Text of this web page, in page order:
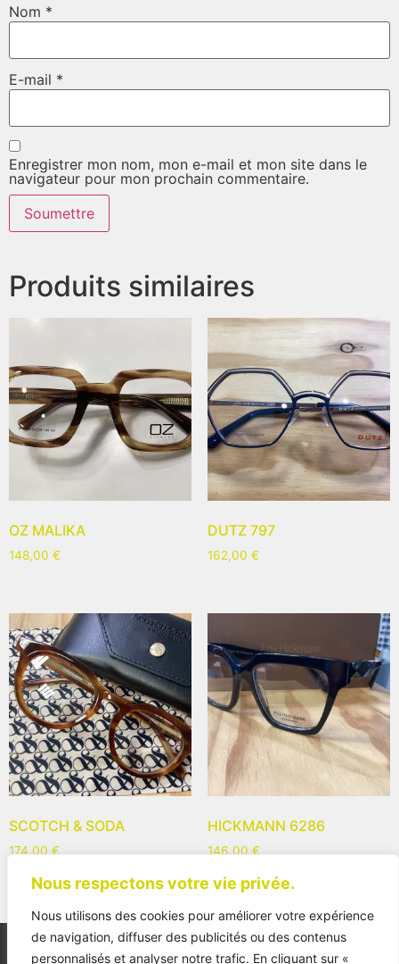
Nous respectons votre vie privée.
Nous utilisons des cookies pour améliorer votre expérience
de navigation, diffuser des publicités ou des contenus
personnalisés et analyser notre trafic. En cliquant sur «
Nom *
E-mail *
Enregistrer mon nom, mon e-mail et mon site dans le
navigateur pour mon prochain commentaire.
Produits similaires
OZ MALIKA
148,00 €
DUTZ 797
162,00 €
SCOTCH & SODA
174,00 €
HICKMANN 6286
146,00 €